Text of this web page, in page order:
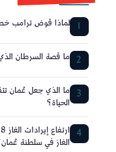
1 لماذا قوض ترامب
2 ما قصة السرطان
3 ما الذي جعل عُمان
الحياة؟
4
الغاز في سلطنة